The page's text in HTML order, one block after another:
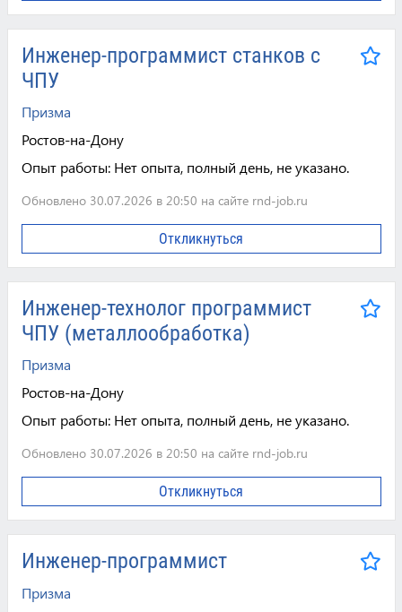
Инженер-программист станков с
ЧПУ
Призма
Ростов-на-Дону
Опыт работы: Нет опыта, полный день, не указано.
Обновлено 30.07.2026 в 20:50 на сайте rnd-job.ru
Откликнуться
Инженер-технолог программист
ЧПУ (металлообработка)
Призма
Ростов-на-Дону
Опыт работы: Нет опыта, полный день, не указано.
Обновлено 30.07.2026 в 20:50 на сайте rnd-job.ru
Откликнуться
Инженер-программист
Призма